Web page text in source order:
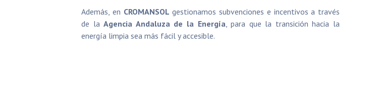
Además, en CROMANSOL gestionamos subvenciones e incentivos a través
de laAgencia Andaluza de la Energía , para que la transición hacia la
energía limpia sea más fácil y accesible.